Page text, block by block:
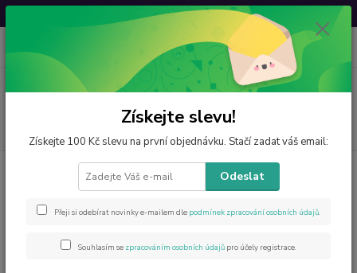
Svatovavřinecká sleva: 20 % s kódemVAVRINEC20
Menu
CZK 0
za
Šperky z minerálů
Růženínový náramek luxusní
Růženínový náramek luxusní
10mm
Získejte slevu!
Získejte 100 Kč slevu na první objednávku. Stačí zadat váš email:
Odeslat
Přeji si odebírat novinky e-mailem dle podmínek zpracování osobních údajů.
Souhlasím se zpracováním osobních údajů pro účely registrace.